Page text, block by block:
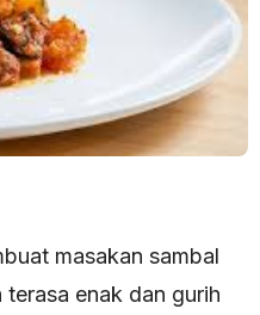
masakan sambal
enak dan gurih